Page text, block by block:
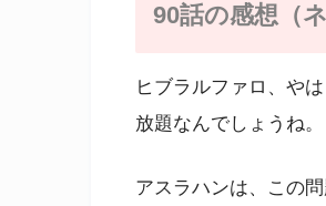
90話の感想（
ヒブラルファロ、や
放題なんでしょうね。
アスラハンは、この